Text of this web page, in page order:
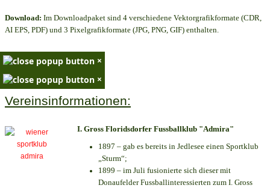
Download: Im Downloadpaket sind 4 verschiedene Vektorgrafikformate (CDR,
AI EPS, PDF) und 3 Pixelgrafikformate (JPG, PNG, GIF) enthalten.
×
×
Vereinsinformationen:
I. Gross Floridsdorfer Fussballklub "Admira"
1897 – gab es bereits in Jedlesee einen Sportklub
„Sturm“;
1899 – im Juli fusionierte sich dieser mit
Donaufelder Fussballinteressierten zum I. Gross